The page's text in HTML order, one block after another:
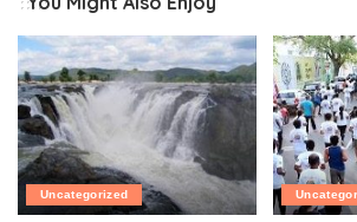
Uncategorized